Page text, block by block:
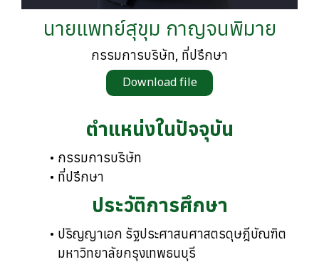
นายแพทย์สุขุม กาญจนพิมาย
กรรมการบริษัท, ที่ปรึกษา
Download file
ตำแหน่งในปัจจุบัน
กรรมการบริษัท
ที่ปรึกษา
ประวัติการศึกษา
ปริญญาเอก รัฐประศาสนศาสตรดุษฎีบัณฑิต
มหาวิทยาลัยกรุงเทพธนบุรี